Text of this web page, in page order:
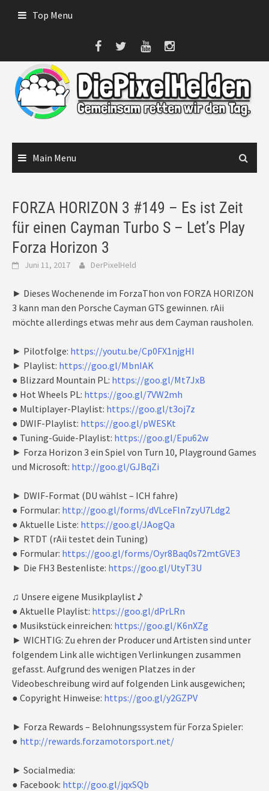
Top Menu
Main Menu
FORZA HORIZON 3 #149 – Es ist Zeit
für einen Cayman Turbo S – Let’s Play
Forza Horizon 3
Juni 11, 2017 DerPixelHeld
► Dieses Wochenende im ForzaThon von FORZA HORIZON
3 kann man den Porsche Cayman GTS gewinnen. rAii
möchte allerdings etwas mehr aus dem Cayman rausholen.
► Pilotfolge: https://youtu.be/Cp0FX1njgHI
► Playlist: https://goo.gl/MbnIAK
● Blizzard Mountain PL: https://goo.gl/Mt7JxB
● Hot Wheels PL: https://goo.gl/7VW2mh
● Multiplayer-Playlist: https://goo.gl/t3oj7z
● DWIF-Playlist: https://goo.gl/pWESKt
● Tuning-Guide-Playlist: https://goo.gl/Epu62w
► Forza Horizon 3 ein Spiel von Turn 10, Playground Games
und Microsoft: http://goo.gl/GJBqZi
► DWIF-Format (DU wählst – ICH fahre)
● Formular: http://goo.gl/forms/dVLceFln7zyU7Ldg2
● Aktuelle Liste: https://goo.gl/JAogQa
► RTDT (rAii testet dein Tuning)
● Formular: https://goo.gl/forms/Oyr8Baq0s72mtGVE3
► Die FH3 Bestenliste: https://goo.gl/UtyT3U
♫ Unsere eigene Musikplaylist ♪
● Aktuelle Playlist: https://goo.gl/dPrLRn
● Musikstück einreichen: https://goo.gl/K6nXZg
► WICHTIG: Zu ehren der Producer und Artisten sind unter
folgendem Link alle wichtigen Verlinkungen zusammen
gefasst. Aufgrund des wenigen Platzes in der
Videobeschreibung wird auf folgenden Link ausgewichen;
● Copyright Hinweise: https://goo.gl/y2GZPV
► Forza Rewards – Belohnungssystem für Forza Spieler:
● http://rewards.forzamotorsport.net/
► Socialmedia:
● Facebook: http://goo.gl/jqxSQb